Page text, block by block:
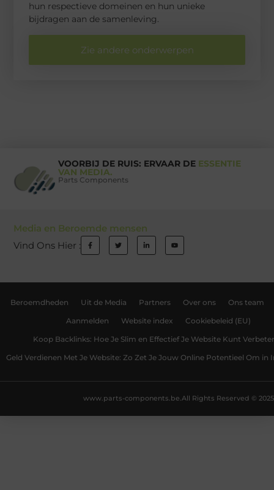
hun respectieve domeinen en hun unieke
bijdragen aan de samenleving.
Zie andere onderwerpen
VOORBIJ DE RUIS: ERVAAR DE ESSENTIE
VAN MEDIA.
Parts Components
Media en Beroemde mensen
Vind Ons Hier :
Beroemdheden Uit de Media Partners Over ons Ons team
Aanmelden Website index Cookiebeleid (EU)
Koop Backlinks: Hoe Je Slim en Effectief Je Website Kunt
Geld Verdienen Met Je Website: Zo Zet Je Jouw Online Potentieel Om in
All Rights Reserved © 2025
www.parts-components.be.